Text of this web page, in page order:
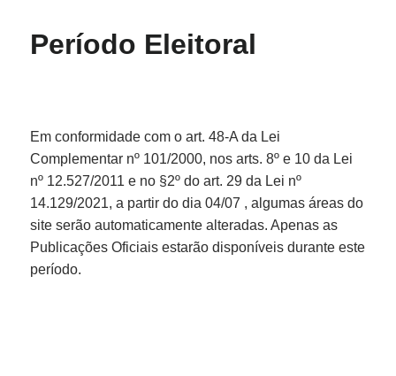
Filtrar por todos
Fotos
Notícias
Secretarias
Servidor
Transparência
Turistas
Videos
Áudios
Período Eleitoral
Em conformidade com o art. 48-A da Lei
Complementar nº 101/2000, nos arts. 8º e 10 da Lei
nº 12.527/2011 e no §2º do art. 29 da Lei nº
14.129/2021, a partir do dia 04/07 , algumas áreas do
site serão automaticamente alteradas. Apenas as
Publicações Oficiais estarão disponíveis durante este
período.